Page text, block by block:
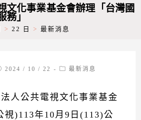
文化事業基金會辦理「台灣國
務」
> 22 日 > 最新消息
2024 / 10 / 22
Post最新消息
人公共電視文化事業基金
視)113年10月9日(113)公